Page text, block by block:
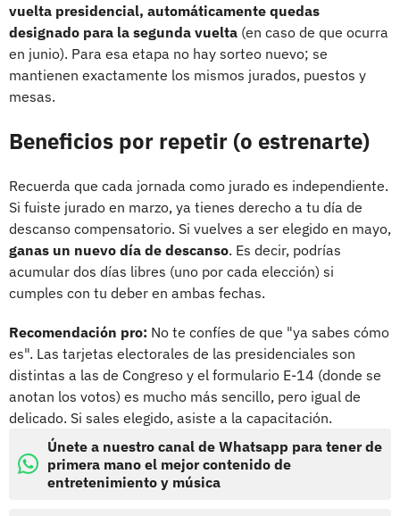
vuelta presidencial, automáticamente quedas
designado para la segunda vuelta (en caso de que ocurra
en junio). Para esa etapa no hay sorteo nuevo; se
mantienen exactamente los mismos jurados, puestos y
mesas.
Beneficios por repetir (o estrenarte)
Recuerda que cada jornada como jurado es independiente.
Si fuiste jurado en marzo, ya tienes derecho a tu día de
descanso compensatorio. Si vuelves a ser elegido en mayo,
ganas un nuevo día de descanso. Es decir, podrías
acumular dos días libres (uno por cada elección) si
cumples con tu deber en ambas fechas.
Recomendación pro: No te confíes de que "ya sabes cómo
es". Las tarjetas electorales de las presidenciales son
distintas a las de Congreso y el formulario E-14 (donde se
anotan los votos) es mucho más sencillo, pero igual de
delicado. Si sales elegido, asiste a la capacitación.
Únete a nuestro canal de Whatsapp para tener de
primera mano el mejor contenido de
entretenimiento y música